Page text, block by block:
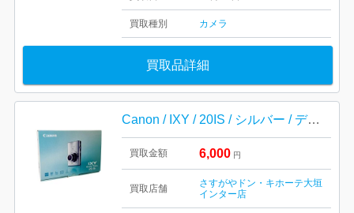
買取種別 カメラ
買取品詳細
Canon / IXY / 20IS / シルバー / デジカメ / キャノン / コンパクトカメラ
買取金額 6,000 円
買取店舗
さすがやドン・キホーテ大垣
インター店